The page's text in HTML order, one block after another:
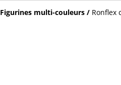
Figurines multi-couleurs / Ronflex